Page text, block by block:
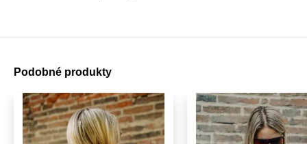
Podobné produkty